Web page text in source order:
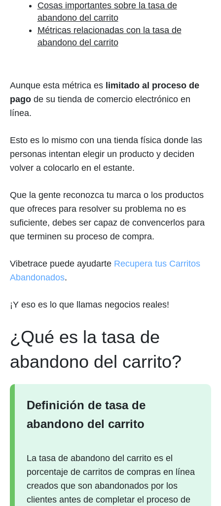
Cosas importantes sobre la tasa de
abandono del carrito
Métricas relacionadas con la tasa de
abandono del carrito
Aunque esta métrica es limitado al proceso de
pago de su tienda de comercio electrónico en
línea.
Esto es lo mismo con una tienda física donde las
personas intentan elegir un producto y deciden
volver a colocarlo en el estante.
Que la gente reconozca tu marca o los productos
que ofreces para resolver su problema no es
suficiente, debes ser capaz de convencerlos para
que terminen su proceso de compra.
Vibetrace puede ayudarte Recupera tus Carritos
Abandonados.
¡Y eso es lo que llamas negocios reales!
¿Qué es la tasa de
abandono del carrito?
Definición de tasa de
abandono del carrito
La tasa de abandono del carrito es el
porcentaje de carritos de compras en línea
creados que son abandonados por los
clientes antes de completar el proceso de